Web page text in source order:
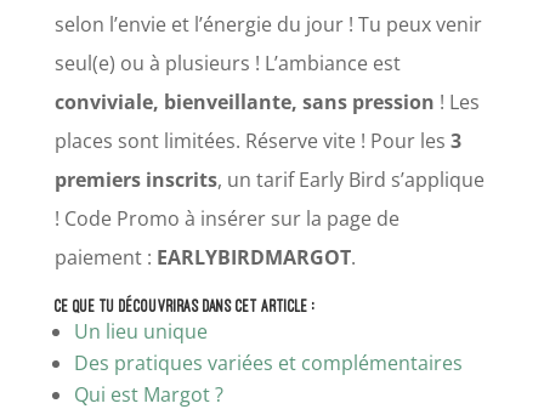
selon l’envie et l’énergie du jour ! Tu peux venir
seul(e) ou à plusieurs ! L’ambiance est
conviviale, bienveillante, sans pression ! Les
places sont limitées. Réserve vite ! Pour les 3
premiers inscrits, un tarif Early Bird s’applique
! Code Promo à insérer sur la page de
paiement : EARLYBIRDMARGOT.
Ce que tu découvriras dans cet article :
Un lieu unique
Des pratiques variées et complémentaires
Qui est Margot ?